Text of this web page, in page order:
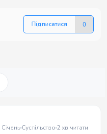
Підписатися 0
Січень Суспільство 2 хв читати